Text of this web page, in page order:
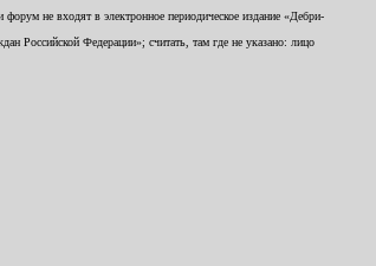
не входят в электронное периодическое издание «Дебри-
Российской Федерации»; считать, там где не указано: лицо